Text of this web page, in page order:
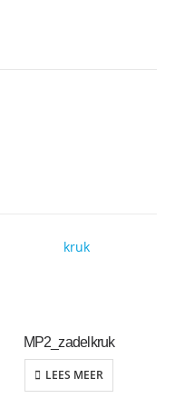
MP2_zadelkruk
LEES MEER